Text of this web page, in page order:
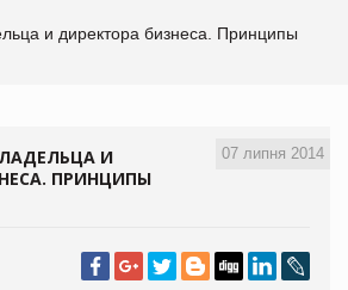
и директора бизнеса. Принципы
07 липня 2014
И
ПРИНЦИПЫ